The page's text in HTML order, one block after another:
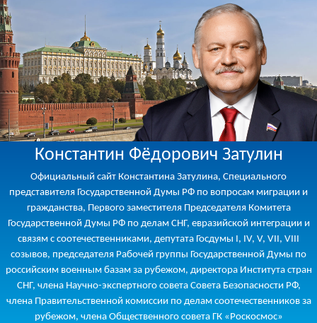
Константин Фёдорович Затулин
Официальный сайт Константина Затулина, Специального
представителя Государственной Думы РФ по вопросам миграции и
гражданства, Первого заместителя Председателя Комитета
Государственной Думы РФ по делам СНГ, евразийской интеграции и
связям с соотечественниками, депутата Госдумы I, IV, V, VII, VIII
созывов, председателя Рабочей группы Государственной Думы по
российским военным базам за рубежом, директора Института стран
СНГ, члена Научно-экспертного совета Совета Безопасности РФ,
члена Правительственной комиссии по делам соотечественников за
рубежом, члена Общественного совета ГК «Роскосмос»